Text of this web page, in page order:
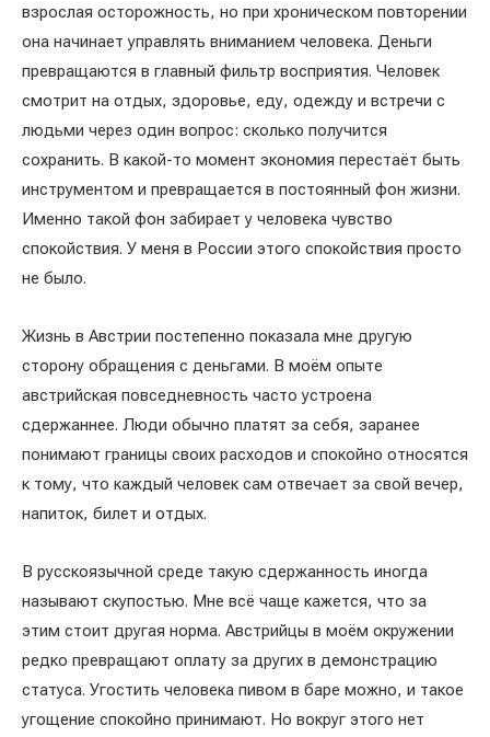
взрослая осторожность, но при хроническом повторении
она начинает управлять вниманием человека. Деньги
превращаются в главный фильтр восприятия. Человек
смотрит на отдых, здоровье, еду, одежду и встречи с
людьми через один вопрос: сколько получится
сохранить. В какой-то момент экономия перестаёт быть
инструментом и превращается в постоянный фон жизни.
Именно такой фон забирает у человека чувство
спокойствия. У меня в России этого спокойствия просто
не было.
Жизнь в Австрии постепенно показала мне другую
сторону обращения с деньгами. В моём опыте
австрийская повседневность часто устроена
сдержаннее. Люди обычно платят за себя, заранее
понимают границы своих расходов и спокойно относятся
к тому, что каждый человек сам отвечает за свой вечер,
напиток, билет и отдых.
В русскоязычной среде такую сдержанность иногда
называют скупостью. Мне всё чаще кажется, что за
этим стоит другая норма. Австрийцы в моём окружении
редко превращают оплату за других в демонстрацию
статуса. Угостить человека пивом в баре можно, и такое
угощение спокойно принимают. Но вокруг этого нет